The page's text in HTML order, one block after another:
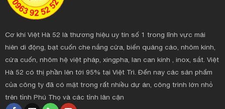
Cơ khí Việt Hà 52 là thương hiệu uy tín số 1 trong lĩnh vực mái
hiên di động, bạt cuốn che nắng cửa, biển quảng cáo, nhôm kính,
cửa cuốn, nhôm hệ việt pháp, xingpha, lan can kính , inox, sắt. Việt
Hà 52 có thị phần lên tới 95% tại Việt Trì. Đến nay các sản phẩm
của công ty đã có mặt trong rất nhiều dự án, công trình lớn nhỏ
trên tỉnh Phú Thọ và các tỉnh lân cận